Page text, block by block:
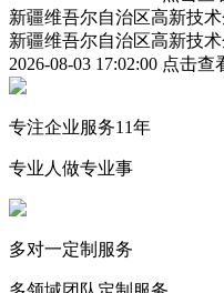
新疆维吾尔自治区高新技
新疆维吾尔自治区高新技
2026-08-03 17:02:00 点击查
专注企业服务11年
专业人做专业事
多对一定制服务